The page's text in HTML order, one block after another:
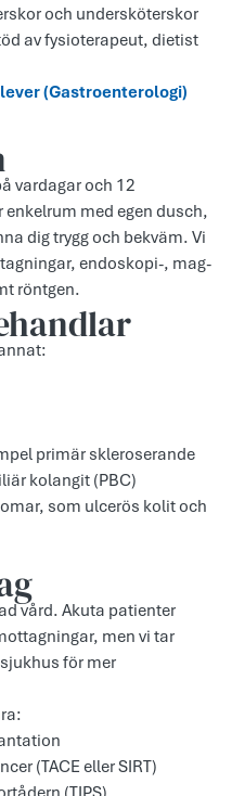
och undersköterskor
av fysioterapeut, dietist
(Gastroenterologi)
vardagar och 12
med egen dusch,
dig trygg och bekväm. Vi
endoskopi-, mag-
röntgen.
primär skleroserande
kolangit (PBC)
som ulcerös kolit och
vård. Akuta patienter
men vi tar
för mer
(TACE eller SIRT)